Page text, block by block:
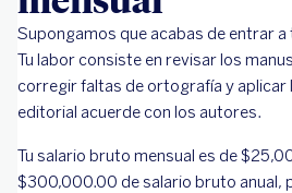
Supongamos que acabas de entrar
Tu labor consiste en revisar los
corregir faltas de ortografía y aplicar
editorial acuerde con los autores.
Tu salario bruto mensual es de
$300,000.00 de salario bruto anual,